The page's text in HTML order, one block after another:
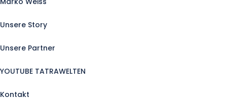
Unsere Story
Unsere Partner
YOUTUBE TATRAWELTEN
Kontakt